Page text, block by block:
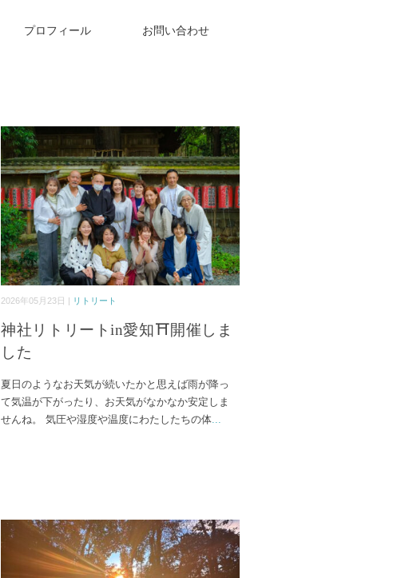
プロフィール お問い合わせ
2026年05月23日 | リトリート
神社リトリートin愛知⛩開催しま
した
夏日のようなお天気が続いたかと思えば雨が降っ
て気温が下がったり、お天気がなかなか安定しま
せんね。 気圧や湿度や温度にわたしたちの体